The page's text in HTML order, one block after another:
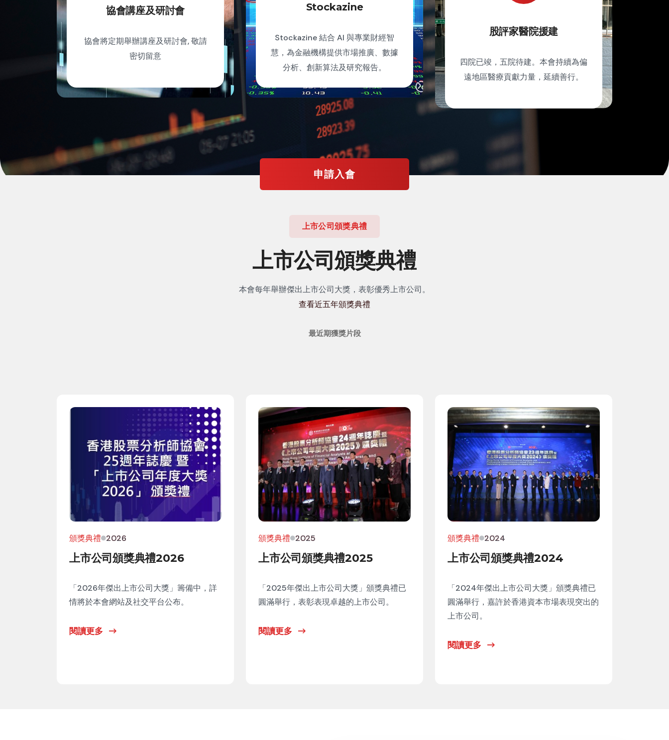
協會講座及研討會
協會將定期舉辦講座及研討會, 敬請
密切留意
Stockazine
Stockazine 結合 AI 與專業財經智
慧，為金融機構提供市場推廣、數據
分析、創新算法及研究報告。
股評家醫院援建
四院已竣，五院待建。本會持續為偏
遠地區醫療貢獻力量，延續善行。
申請入會
上市公司頒獎典禮
上市公司頒獎典禮
本會每年舉辦傑出上市公司大獎，表彰優秀上市公司。
查看近五年頒獎典禮
最近期獲獎片段
頒獎典禮 2026
上市公司頒獎典禮2026
「2026年傑出上市公司大獎」籌備中，詳
情將於本會網站及社交平台公布。
閱讀更多
頒獎典禮 2025
上市公司頒獎典禮2025
「2025年傑出上市公司大獎」頒獎典禮已
圓滿舉行，表彰表現卓越的上市公司。
閱讀更多
頒獎典禮 2024
上市公司頒獎典禮2024
「2024年傑出上市公司大獎」頒獎典禮已
圓滿舉行，嘉許於香港資本市場表現突出的
上市公司。
閱讀更多